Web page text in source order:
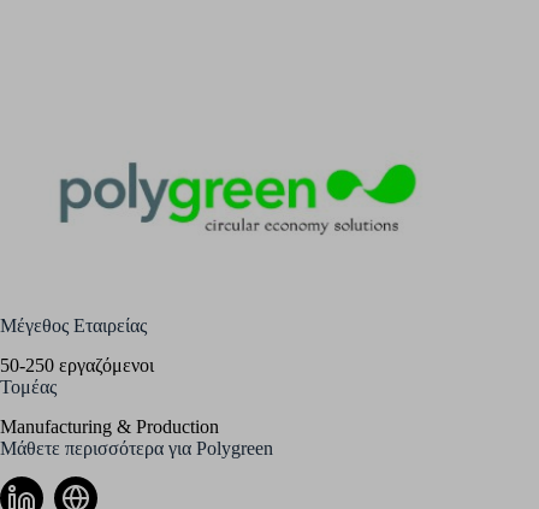
Μέγεθος Εταιρείας
50-250 εργαζόμενοι
Τομέας
Manufacturing & Production
Μάθετε περισσότερα για Polygreen